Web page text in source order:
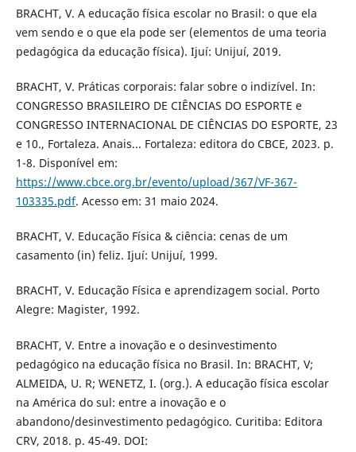
BRACHT, V. A educação física escolar no Brasil: o que ela
vem sendo e o que ela pode ser (elementos de uma teoria
pedagógica da educação física). Ijuí: Unijuí, 2019.
BRACHT, V. Práticas corporais: falar sobre o indizível. In:
CONGRESSO BRASILEIRO DE CIÊNCIAS DO ESPORTE e
CONGRESSO INTERNACIONAL DE CIÊNCIAS DO ESPORTE, 23
e 10., Fortaleza. Anais... Fortaleza: editora do CBCE, 2023. p.
1-8. Disponível em:
https://www.cbce.org.br/evento/upload/367/VF-367-
103335.pdf. Acesso em: 31 maio 2024.
BRACHT, V. Educação Física & ciência: cenas de um
casamento (in) feliz. Ijuí: Unijuí, 1999.
BRACHT, V. Educação Física e aprendizagem social. Porto
Alegre: Magister, 1992.
BRACHT, V. Entre a inovação e o desinvestimento
pedagógico na educação física no Brasil. In: BRACHT, V;
ALMEIDA, U. R; WENETZ, I. (org.). A educação física escolar
na América do sul: entre a inovação e o
abandono/desinvestimento pedagógico. Curitiba: Editora
CRV, 2018. p. 45-49. DOI: